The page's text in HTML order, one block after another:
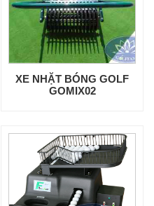
XE NHẶT BÓNG GOLF
GOMIX02